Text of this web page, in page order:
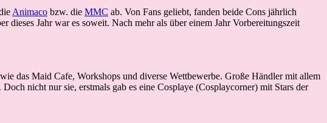
Animaco bzw. die MMC ab. Von Fans geliebt, fanden beide Cons jährlich
Jahr war es soweit. Nach mehr als über einem Jahr Vorbereitungszeit
das Maid Cafe, Workshops und diverse Wettbewerbe. Große Händler mit allem
nicht nur sie, erstmals gab es eine Cosplaye (Cosplaycorner) mit Stars der